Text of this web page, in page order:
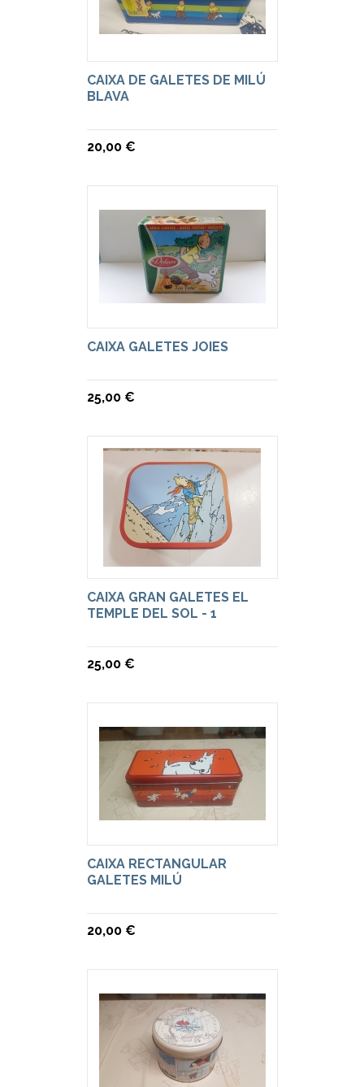
CAIXA DE GALETES DE MILÚ
BLAVA
20,00 €
CAIXA GALETES JOIES
25,00 €
CAIXA GRAN GALETES EL
TEMPLE DEL SOL - 1
25,00 €
CAIXA RECTANGULAR
GALETES MILÚ
20,00 €